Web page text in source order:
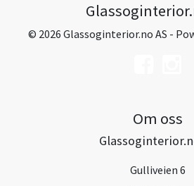
© 2026 Glassoginterior.no AS -
Om oss
Gulliveien 6